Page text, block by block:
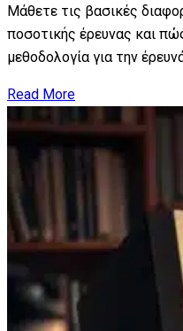
Μάθετε τις βασικές
ποσοτικής έρευνας και
μεθοδολογία για την
Read More